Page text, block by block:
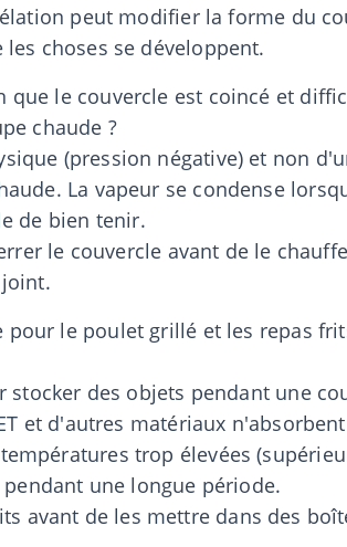
peut modifier la forme du
choses se développent.
que le couvercle est coincé et
chaude ?
(pression négative) et non
La vapeur se condense
de bien tenir.
le couvercle avant de le
pour le poulet grillé et les repas
stocker des objets pendant une
et d'autres matériaux
trop élevées
une longue période.
avant de les mettre dans des